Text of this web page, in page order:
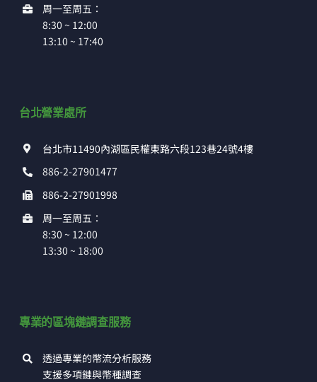
周一至周五：
8:30 ~ 12:00
13:10 ~ 17:40
台北營業處所
台北市11490內湖區民權東路六段123巷24號4樓
886-2-27901477
886-2-27901998
周一至周五：
8:30 ~ 12:00
13:30 ~ 18:00
專業的區塊鏈調查服務
透過專業的幣流分析服務
支援多項鏈與幣種調查